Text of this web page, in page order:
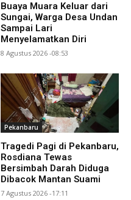
Buaya Muara Keluar dari
Sungai, Warga Desa Undan
Sampai Lari
Menyelamatkan Diri
8 Agustus 2026 -08:53
Pekanbaru
Tragedi Pagi di Pekanbaru,
Rosdiana Tewas
Bersimbah Darah Diduga
Dibacok Mantan Suami
7 Agustus 2026 -17:11